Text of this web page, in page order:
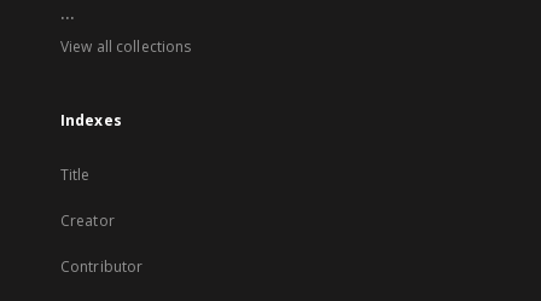
...
View all collections
Indexes
Title
Creator
Contributor